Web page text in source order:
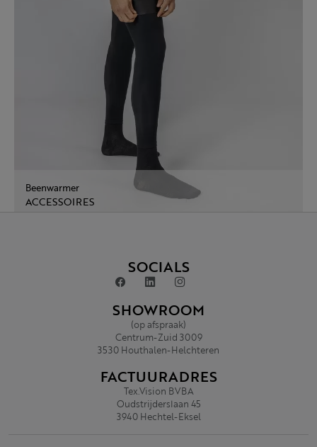
Beenwarmer
ACCESSOIRES
SOCIALS
SHOWROOM
(op afspraak)
Centrum-Zuid 3009
3530 Houthalen-Helchteren
FACTUURADRES
Tex.Vision BVBA
Oudstrijderslaan 45
3940 Hechtel-Eksel